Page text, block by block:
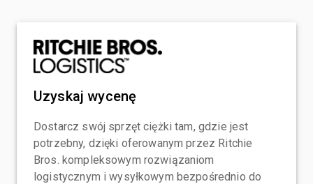
Uzyskaj wycenę
Dostarcz swój sprzęt ciężki tam, gdzie jest
potrzebny, dzięki oferowanym przez Ritchie
Bros. kompleksowym rozwiązaniom
logistycznym i wysyłkowym bezpośrednio do